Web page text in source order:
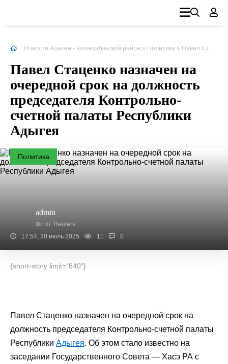
Новости Адыгеи - Кошехабльский район » Политика » Павел Стаценко назначен на очередной срок на должность председателя Контрольно-счетной палаты Республики
Павел Стаценко назначен на
очередной срок на должность
председателя Контрольно-
счетной палаты Республики
Адыгея
Политика
admin
Фото: Reuters
17:54, 30 июль 2025
11 0
{short-story limit="840"}
Павел Стаценко назначен на очередной срок на
должность председателя Контрольно-счетной палаты
Республики Адыгея. Об этом стало известно на
заседании Государственного Совета — Хасэ РА с